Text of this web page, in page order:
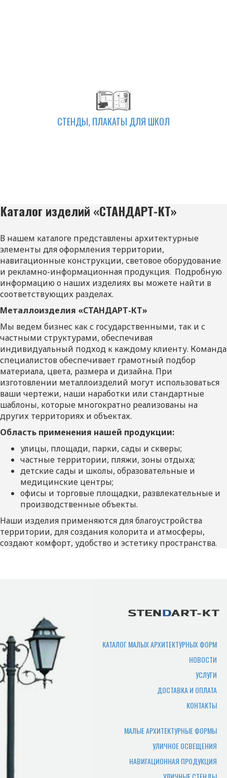
СТЕНДЫ, ПЛАКАТЫ ДЛЯ ШКОЛ
Каталог изделий «СТАНДАРТ-КТ»
В нашем каталоге представлены архитектурные
элементы для оформления территории,
навигационные конструкции, световое оборудование
и рекламно-информационная продукция. Подробную
информацию о наших изделиях вы можете найти в
соответствующих разделах.
Металлоизделия «СТАНДАРТ-КТ»
Мы ведем бизнес как с государственными, так и с
частными структурами, обеспечивая
индивидуальный подход к каждому клиенту. Команда
специалистов обеспечивает грамотный подбор
материала, цвета, размера и дизайна. При
изготовлении металлоизделий могут использоваться
ваши чертежи, наши наработки или стандартные
шаблоны, которые многократно реализованы на
других территориях и объектах.
Область применения нашей продукции:
улицы, площади, парки, сады и скверы;
частные территории, пляжи, зоны отдыха;
детские сады и школы, образовательные и
медицинские центры;
офисы и торговые площадки, развлекательные и
производственные объекты.
Наши изделия применяются для благоустройства
территории, для создания колорита и атмосферы,
создают комфорт, удобство и эстетику пространства.
КАТАЛОГ МАЛЫХ АРХИТЕКТУРНЫХ ФОРМ
НОВОСТИ
УСЛУГИ
ДОСТАВКА И ОПЛАТА
КОНТАКТЫ
МАЛЫЕ АРХИТЕКТУРНЫЕ ФОРМЫ
УЛИЧНОЕ ОСВЕЩЕНИЯ
НАВИГАЦИОННАЯ ПРОДУКЦИЯ